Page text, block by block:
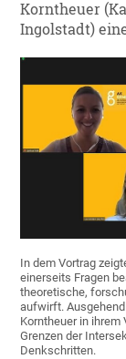
Korntheuer
Ingolstadt)
In dem Vortrag
einerseits Fragen
theoretische,
aufwirft.
Korntheuer in ihrem
Grenzen der
Denkschritten.